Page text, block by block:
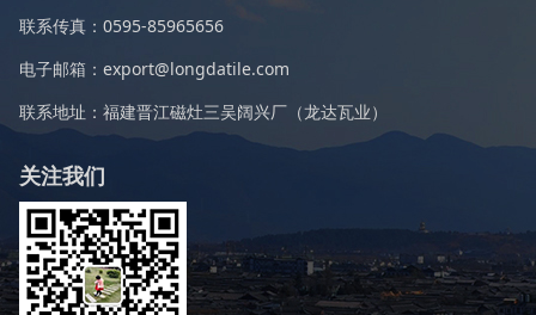
联系传真：0595-85965656
电子邮箱：export@longdatile.com
联系地址：福建晋江磁灶三吴阔兴厂（龙达瓦业）
关注我们